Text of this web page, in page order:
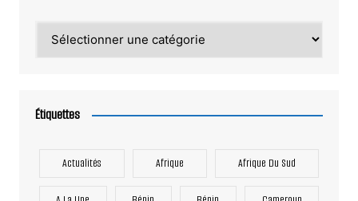
Étiquettes
Actualités Afrique Afrique Du Sud